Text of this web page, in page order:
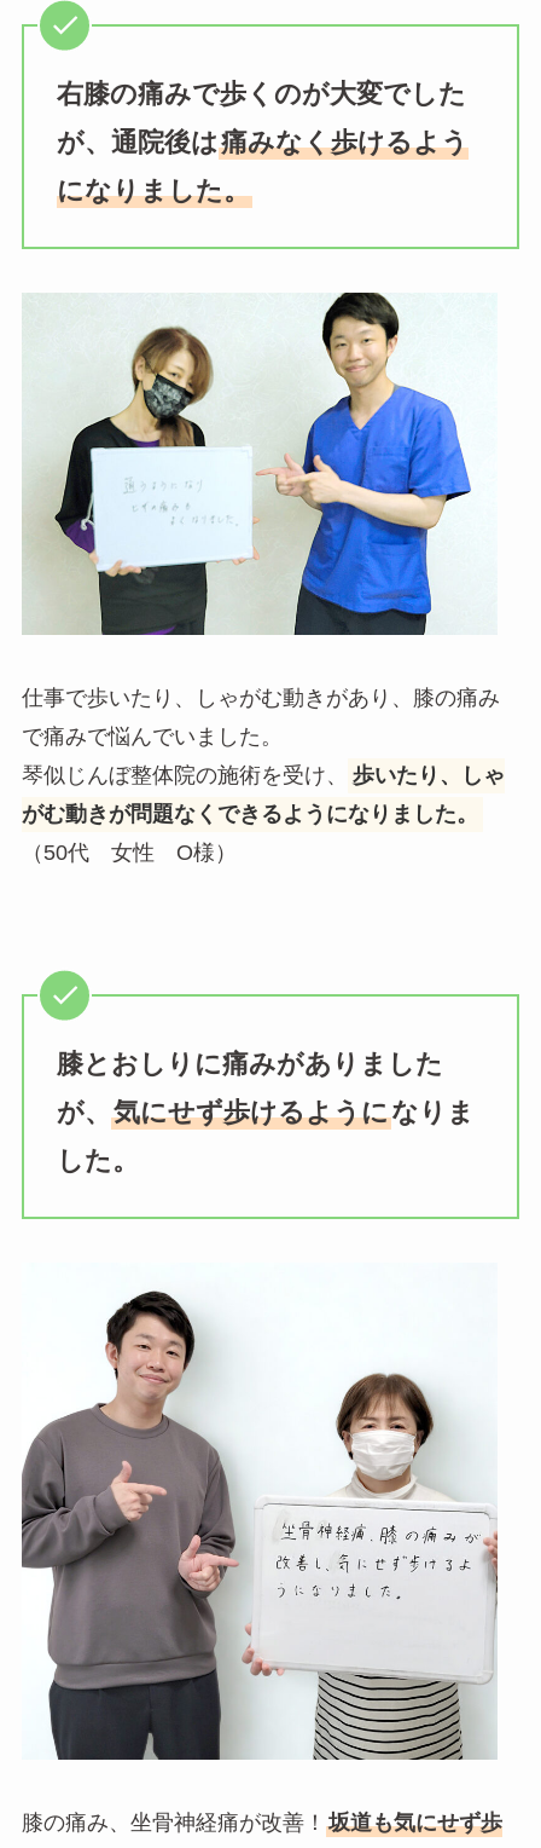
右膝の痛みで歩くのが大変でした
が、通院後は痛みなく歩けるよう
になりました。
仕事で歩いたり、しゃがむ動きがあり、膝の痛み
で痛みで悩んでいました。
琴似じんぼ整体院の施術を受け、
歩いたり、しゃ
がむ動きが問題なくできるようになりました。
（50代 女性 O様）
膝とおしりに痛みがありました
が、 気にせず歩けるようになりま
した。
膝の痛み、坐骨神経痛が改善！ 坂道も気にせず歩